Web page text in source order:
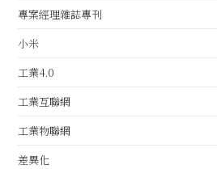
專案經理雜誌專刊
小米
工業4.0
工業互聯網
工業物聯網
差異化